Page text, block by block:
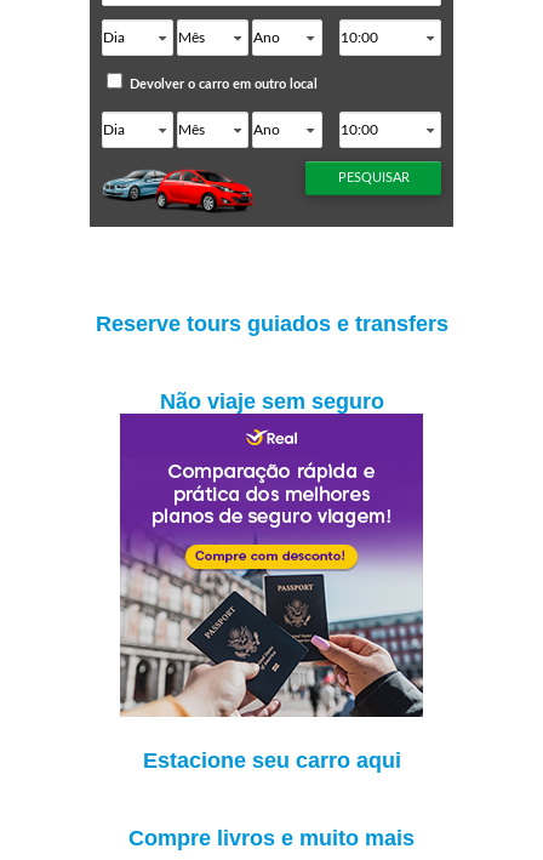
Reserve tours guiados e transfers
Não viaje sem seguro
Estacione seu carro aqui
Compre livros e muito mais